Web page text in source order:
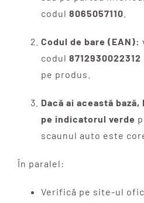
codul 8065057110
Codul de bare (EAN):
codul 8712930022312
pe produs.
Dacă ai această
pe indicatorul verde
scaunul auto este
În paralel:
Verifică pe site-ul